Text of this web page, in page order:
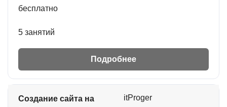
бесплатно
5 занятий
Подробнее
Создание сайта на
itProger